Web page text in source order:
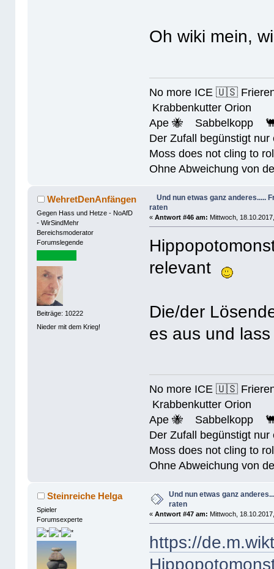
Oh wiki mein,
No more ICE 🇺🇸
Krabbenkutter Orion
Ape 🐝 Sabbelkopp
Der Zufall begünstigt
Moss does not cling to
Ohne Abweichung von
WehretDenAnfängen
Gegen Hass und Hetze - NoAfD
- WirSindMehr
Bereichsmoderator
Forumslegende
Beiträge: 10222
Nieder mit dem Krieg!
Und nun etwas ganz anderes.....
raten
«Antwort #46 am: Mittwoch,
relevant
Die/der
es aus und
No more ICE 🇺🇸
Krabbenkutter Orion
Ape 🐝 Sabbelkopp
Der Zufall begünstigt
Moss does not cling to
Ohne Abweichung von
Steinreiche Helga
Spieler
Forumsexperte
Und nun etwas ganz
raten
«Antwort #47 am: Mittwoch,
https://